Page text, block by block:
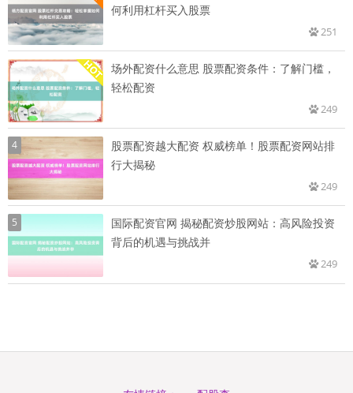
何利用杠杆买入股票
251
场外配资什么意思 股票配资条件：了解门槛，
轻松配资
249
4
股票配资越大配资 权威榜单！股票配资网站排
行大揭秘
249
5
国际配资官网 揭秘配资炒股网站：高风险投资
背后的机遇与挑战并
249